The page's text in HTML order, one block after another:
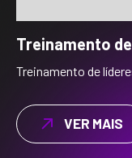
Treinamento
Treinamento de
VER MAIS